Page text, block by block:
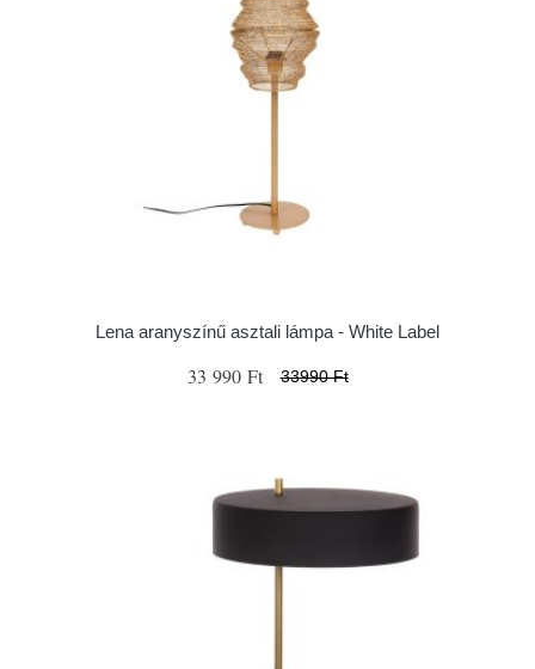
Lena aranyszínű asztali lámpa - White Label
33 990 Ft 33990 Ft